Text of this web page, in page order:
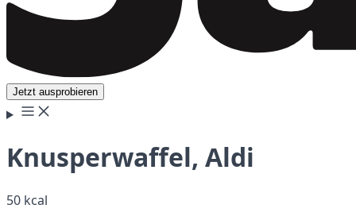
Jetzt ausprobieren
Knusperwaffel, Aldi
50 kcal